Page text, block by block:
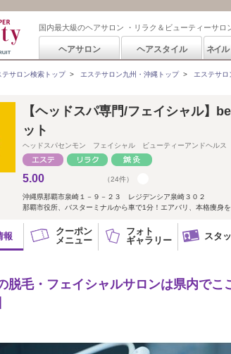
国内最大級のヘアサロン ・リラク＆ビューティーサロ
ヘアサロン ヘアスタイル ネイ
テサロン検索トップ> エステサロン九州・沖縄トップ> エステサロ
【ヘッドスパ専門/フェイシャル】
ット
ヘッドスパセンモン フェイシャル ビューティーアンドヘルス
5.00 （24件）
沖縄県那覇市泉崎１－９－２３ レジデンシア泉崎３０２
那覇市役所、バスターミナルから車で1分！エアバリ、本格痩身
報
クーポン
メニュー
フォト
ギャラリー
スタ
脱毛・フェイシャルサロンは県内で